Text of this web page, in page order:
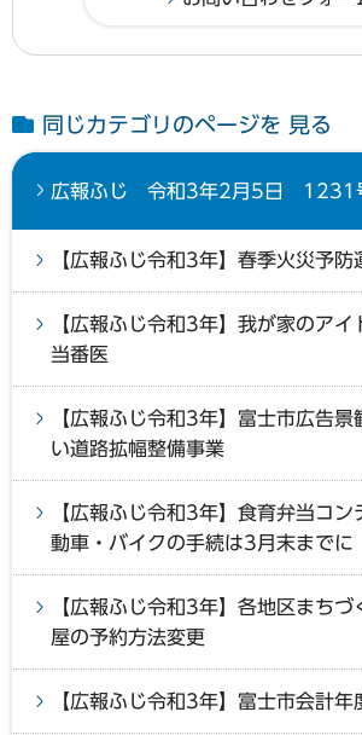
同じカテゴリのページを 見る
広報ふじ 令和3年2月5日 1231
【広報ふじ令和3年】春季火災予防
【広報ふじ令和3年】我が家のア
当番医
【広報ふじ令和3年】富士市広告
い道路拡幅整備事業
【広報ふじ令和3年】食育弁当コン
動車・バイクの手続は3月末までに
【広報ふじ令和3年】各地区まち
屋の予約方法変更
【広報ふじ令和3年】富士市会計年